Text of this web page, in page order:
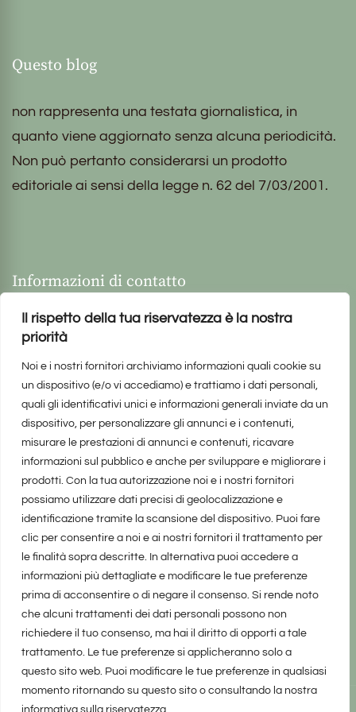
Il rispetto della tua riservatezza è la nostra
priorità
Noi e i nostri fornitori archiviamo informazioni quali cookie su
un dispositivo (e/o vi accediamo) e trattiamo i dati personali,
quali gli identificativi unici e informazioni generali inviate da un
dispositivo, per personalizzare gli annunci e i contenuti,
misurare le prestazioni di annunci e contenuti, ricavare
informazioni sul pubblico e anche per sviluppare e migliorare i
prodotti. Con la tua autorizzazione noi e i nostri fornitori
possiamo utilizzare dati precisi di geolocalizzazione e
identificazione tramite la scansione del dispositivo. Puoi fare
clic per consentire a noi e ai nostri fornitori il trattamento per
le finalità sopra descritte. In alternativa puoi accedere a
informazioni più dettagliate e modificare le tue preferenze
prima di acconsentire o di negare il consenso. Si rende noto
che alcuni trattamenti dei dati personali possono non
richiedere il tuo consenso, ma hai il diritto di opporti a tale
trattamento. Le tue preferenze si applicheranno solo a
questo sito web. Puoi modificare le tue preferenze in qualsiasi
momento ritornando su questo sito o consultando la nostra
informativa sulla riservatezza.
Questo blog
non rappresenta una testata giornalistica, in
quanto viene aggiornato senza alcuna periodicità.
Non può pertanto considerarsi un prodotto
editoriale ai sensi della legge n. 62 del 7/03/2001.
Informazioni di contatto